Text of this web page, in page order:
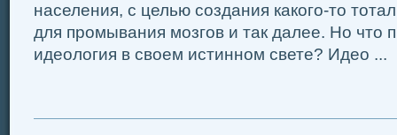
населения, с целью создания какого-то
для промывания мозгов и так далее. Но что
идеология в своем истинном свете? Идео ...